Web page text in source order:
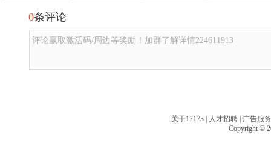
0条评论
评论赢取激活码/周边等奖励！加群了解详情224611913
关于17173 | 人才招聘 | 广告服务
Copyright ©